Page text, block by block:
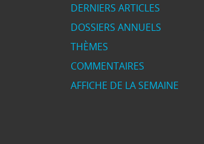
DERNIERS ARTICLES
DOSSIERS ANNUELS
THÈMES
COMMENTAIRES
AFFICHE DE LA SEMAINE